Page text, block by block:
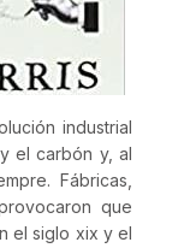
industrial
el carbón y, al
Fábricas,
que
el siglo xix y el